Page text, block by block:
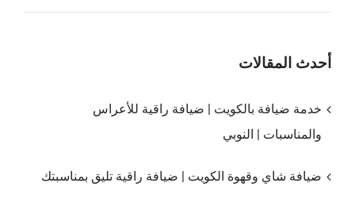
أحدث المقالات
خدمة ضيافة بالكويت | ضيافة راقية للأعراس
والمناسبات | النوبي
ضيافة شاي وقهوة الكويت | ضيافة راقية تليق بمناسبتك